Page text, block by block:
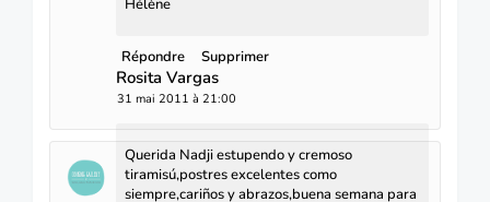
Hélène
Répondre Supprimer
Rosita Vargas
31 mai 2011 à 21:00
Querida Nadji estupendo y cremoso
tiramisú,postres excelentes como
siempre,cariños y abrazos,buena semana para